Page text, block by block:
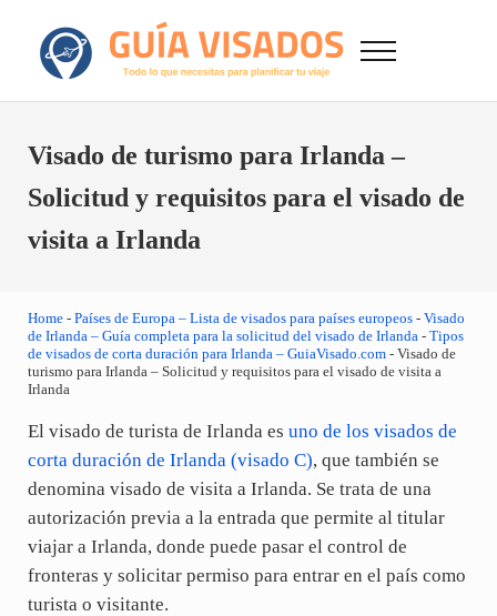
GuiaVisado.com - Guía de visados de viaje en
Otro sitio realizado con WordPress
Menu
Visado de turismo para Irlanda –
Solicitud y requisitos para el visado de
visita a Irlanda
Home- Países de Europa – Lista de visados para países europeos- Visado
de Irlanda – Guía completa para la solicitud del visado de Irlanda- Tipos
de visados de corta duración para Irlanda – GuiaVisado.com- Visado de
turismo para Irlanda – Solicitud y requisitos para el visado de visita a
Irlanda
El visado de turista de Irlanda es uno de los visados de
corta duración de Irlanda (visado C), que también se
denomina visado de visita a Irlanda. Se trata de una
autorización previa a la entrada que permite al titular
viajar a Irlanda, donde puede pasar el control de
fronteras y solicitar permiso para entrar en el país como
turista o visitante.